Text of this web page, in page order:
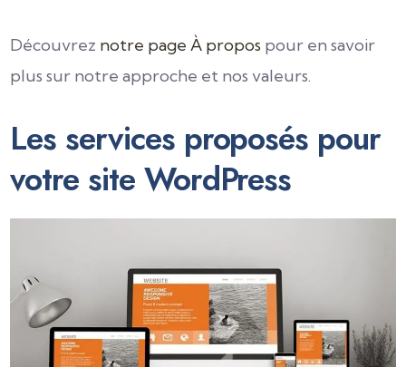
Découvrez notre page À propos pour en savoir
plus sur notre approche et nos valeurs.
Les services proposés pour
votre site WordPress